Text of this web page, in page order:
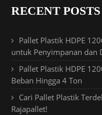
RECENT POSTS
Pallet Plastik HDPE
untuk Penyimpanan dan
Pallet Plastik HDPE
Beban Hingga 4 Ton
Cari Pallet Plastik
Rajapallet!